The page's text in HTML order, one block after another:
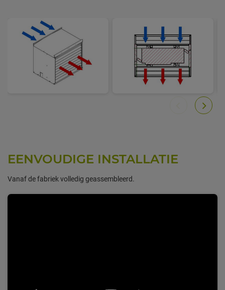
EENVOUDIGE INSTALLATIE
Vanaf de fabriek volledig geassembleerd.